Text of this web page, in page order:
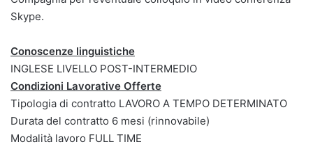
Skype.
Conoscenze linguistiche
INGLESE LIVELLO POST-INTERMEDIO
Condizioni Lavorative Offerte
Tipologia di contratto LAVORO A TEMPO DETERMINATO
Durata del contratto 6 mesi (rinnovabile)
Modalità lavoro FULL TIME